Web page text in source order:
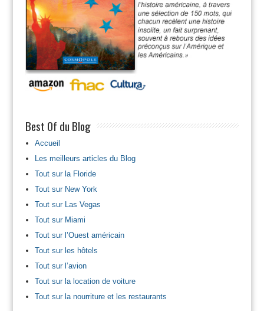
Best Of du Blog
Accueil
Les meilleurs articles du Blog
Tout sur la Floride
Tout sur New York
Tout sur Las Vegas
Tout sur Miami
Tout sur l’Ouest américain
Tout sur les hôtels
Tout sur l’avion
Tout sur la location de voiture
Tout sur la nourriture et les restaurants